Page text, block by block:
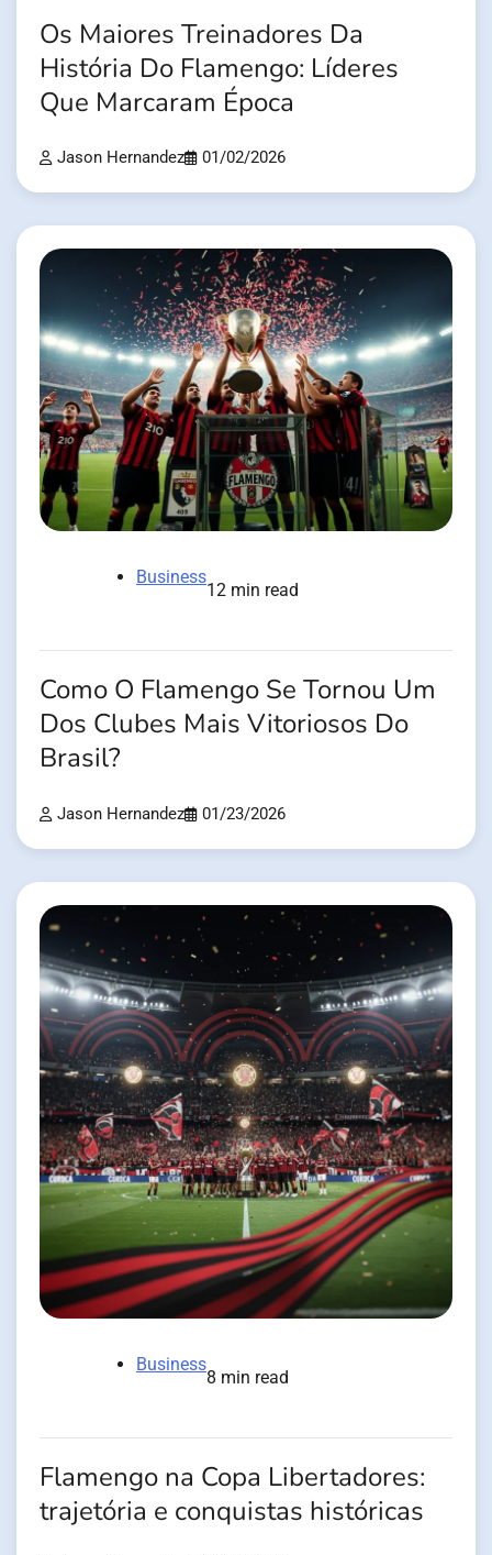
Os Maiores Treinadores Da
História Do Flamengo: Líderes
Que Marcaram Época
Jason Hernandez 01/02/2026
Business
12 min read
Como O Flamengo Se Tornou Um
Dos Clubes Mais Vitoriosos Do
Brasil?
Jason Hernandez 01/23/2026
Business
8 min read
Flamengo na Copa Libertadores:
trajetória e conquistas históricas